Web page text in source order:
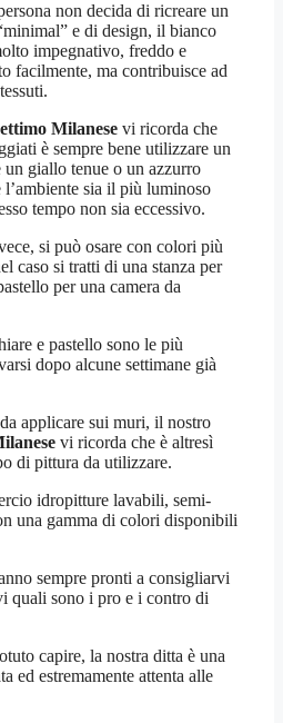
non decida di ricreare un
e di design, il bianco
impegnativo, freddo e
facilmente, ma contribuisce ad
Milanese vi ricorda che
è sempre bene utilizzare un
giallo tenue o un azzurro
sia il più luminoso
tempo non sia eccessivo.
si può osare con colori più
caso si tratti di una stanza per
per una camera da
e pastello sono le più
dopo alcune settimane già
applicare sui muri, il nostro
vi ricorda che è altresì
di pittura da utilizzare.
idropitture lavabili, semi-
una gamma di colori disponibili
sempre pronti a consigliarvi
quali sono i pro e i contro di
capire, la nostra ditta è una
ed estremamente attenta alle